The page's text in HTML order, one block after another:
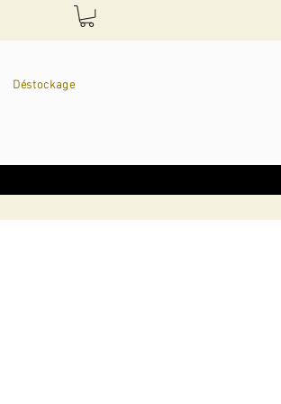
Déstockage